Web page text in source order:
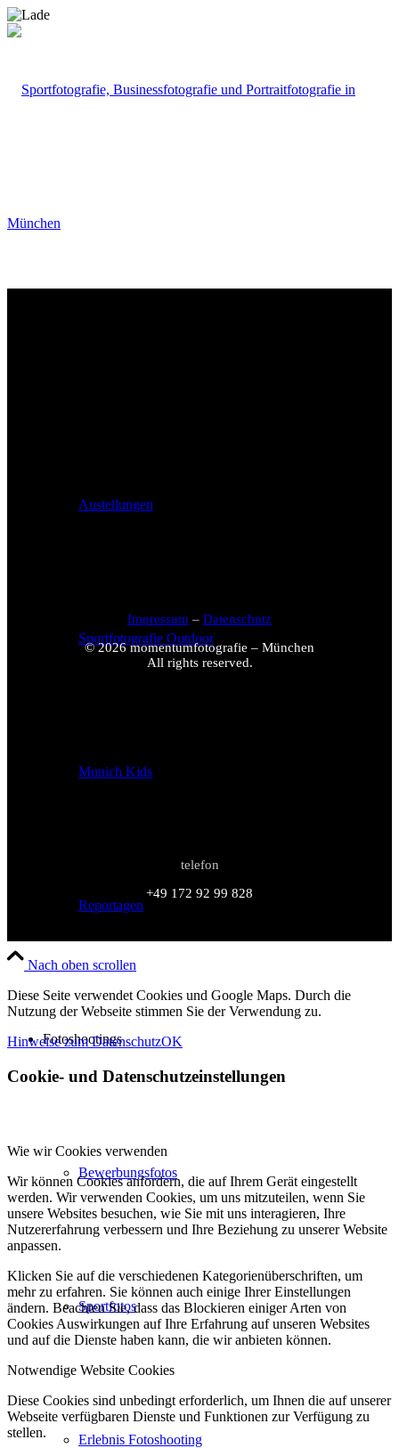
Austellungen
Sportfotografie Outdoor
Munich Kids
Reportagen
Fotoshootings
Bewerbungsfotos
Sportfotos
Erlebnis Fotoshooting
Impressum – Datenschutz
© 2026 momentumfotografie – München
All rights reserved.
telefon
+49 172 92 99 828
Nach oben scrollen
Diese Seite verwendet Cookies und Google Maps. Durch die
Nutzung der Webseite stimmen Sie der Verwendung zu.
Hinweise zum DatenschutzOK
Cookie- und Datenschutzeinstellungen
Wie wir Cookies verwenden
Wir können Cookies anfordern, die auf Ihrem Gerät eingestellt
werden. Wir verwenden Cookies, um uns mitzuteilen, wenn Sie
unsere Websites besuchen, wie Sie mit uns interagieren, Ihre
Nutzererfahrung verbessern und Ihre Beziehung zu unserer Website
anpassen.
Klicken Sie auf die verschiedenen Kategorienüberschriften, um
mehr zu erfahren. Sie können auch einige Ihrer Einstellungen
ändern. Beachten Sie, dass das Blockieren einiger Arten von
Cookies Auswirkungen auf Ihre Erfahrung auf unseren Websites
und auf die Dienste haben kann, die wir anbieten können.
Notwendige Website Cookies
Diese Cookies sind unbedingt erforderlich, um Ihnen die auf unserer
Webseite verfügbaren Dienste und Funktionen zur Verfügung zu
stellen.